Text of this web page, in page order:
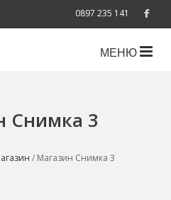
0897 235 141
МЕНЮ
Снимка 3
/ Магазин Снимка 3